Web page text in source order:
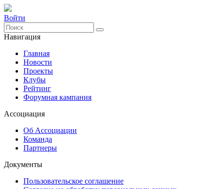
Войти
Навигация
Главная
Новости
Проекты
Клубы
Рейтинг
Форумная кампания
Ассоциация
Об Ассоциации
Команда
Партнеры
Документы
Пользовательское соглашение